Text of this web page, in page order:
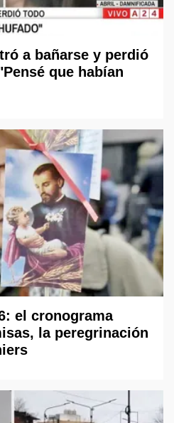
a bañarse y perdió
que habían
el cronograma
la peregrinación